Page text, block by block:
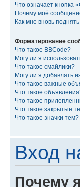
Что означает кнопка
Почему моё
Как мне вновь
Форматирование
Что такое BBCode?
Могу ли я
Что такое смайлики?
Могу ли я добавлять
Что такое важные
Что такое
Что такое
Что такое закрытые
Что такое значки тем?
Вход
Почему